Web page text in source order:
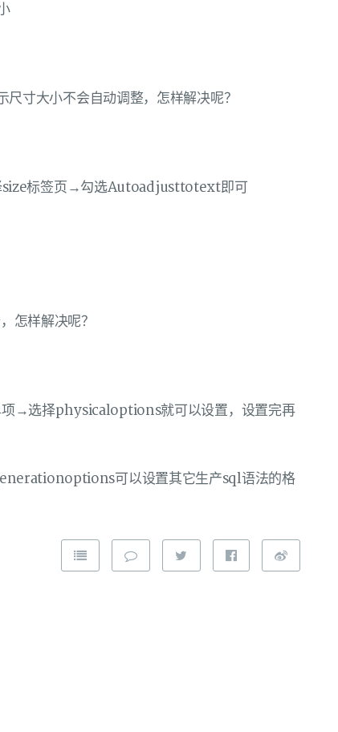
寸大小不会自动调整，怎样解决呢？
标签页→勾选Autoadjusttotext即可
怎样解决呢？
→选择physicaloptions就可以设置，设置完再
可以设置其它生产sql语法的格